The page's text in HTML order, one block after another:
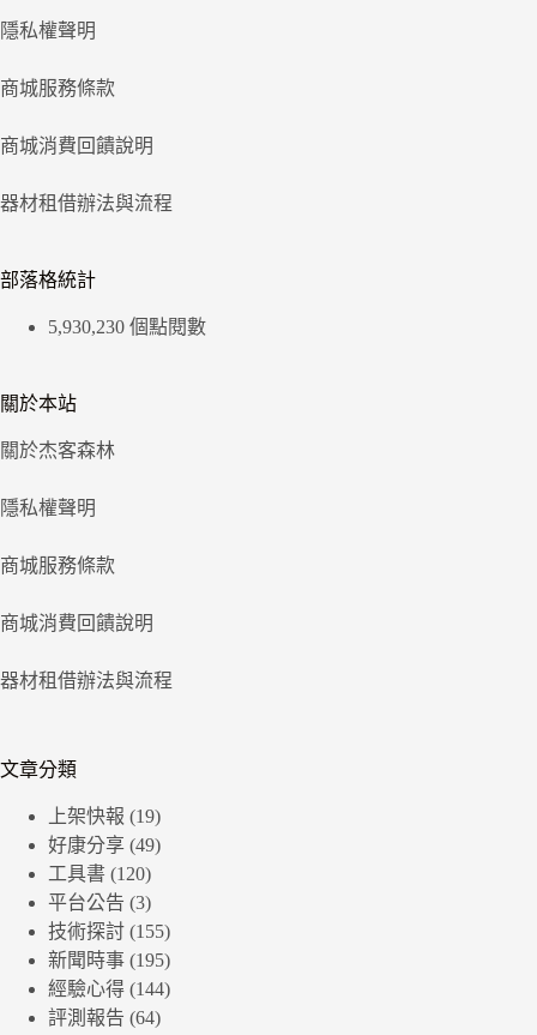
隱私權聲明
商城服務條款
商城消費回饋說明
器材租借辦法與流程
部落格統計
5,930,230 個點閱數
關於本站
關於杰客森林
隱私權聲明
商城服務條款
商城消費回饋說明
器材租借辦法與流程
文章分類
上架快報 (19)
好康分享 (49)
工具書 (120)
平台公告 (3)
技術探討 (155)
新聞時事 (195)
經驗心得 (144)
評測報告 (64)